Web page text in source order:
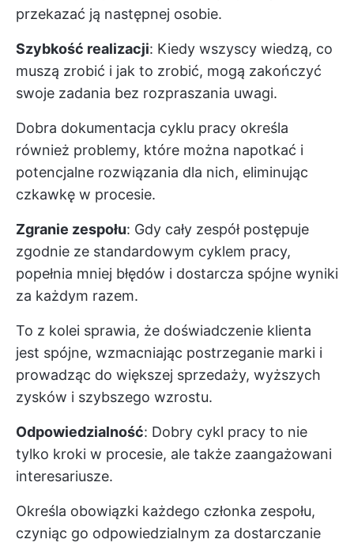
przekazać ją następnej osobie.
Szybkość realizacji: Kiedy wszyscy wiedzą, co
muszą zrobić i jak to zrobić, mogą zakończyć
swoje zadania bez rozpraszania uwagi.
Dobra dokumentacja cyklu pracy określa
również problemy, które można napotkać i
potencjalne rozwiązania dla nich, eliminując
czkawkę w procesie.
Zgranie zespołu: Gdy cały zespół postępuje
zgodnie ze standardowym cyklem pracy,
popełnia mniej błędów i dostarcza spójne wyniki
za każdym razem.
To z kolei sprawia, że doświadczenie klienta
jest spójne, wzmacniając postrzeganie marki i
prowadząc do większej sprzedaży, wyższych
zysków i szybszego wzrostu.
Odpowiedzialność: Dobry cykl pracy to nie
tylko kroki w procesie, ale także zaangażowani
interesariusze.
Określa obowiązki każdego członka zespołu,
czyniąc go odpowiedzialnym za dostarczanie